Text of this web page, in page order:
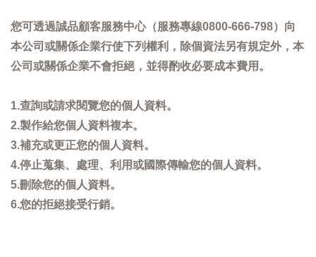
您可透過誠品顧客服務中心（服務專線0800-666-798）向
本公司或關係企業行使下列權利，除個資法另有規定外，本
公司或關係企業不會拒絕，並得酌收必要成本費用。
1.查詢或請求閱覽您的個人資料。
2.製作給您個人資料複本。
3.補充或更正您的個人資料。
4.停止蒐集、處理、利用或國際傳輸您的個人資料。
5.刪除您的個人資料。
6.您的拒絕接受行銷。